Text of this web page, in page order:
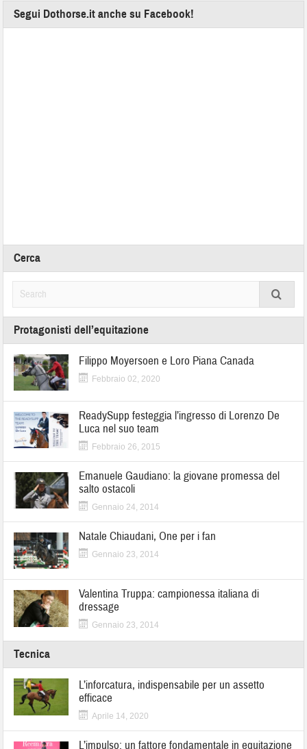
Segui Dothorse.it anche su Facebook!
Cerca
Protagonisti dell’equitazione
Filippo Moyersoen e Loro Piana Canada
Febbraio 02, 2020
ReadySupp festeggia l’ingresso di Lorenzo De
Luca nel suo team
Febbraio 26, 2015
Emanuele Gaudiano: la giovane promessa del
salto ostacoli
Gennaio 24, 2014
Natale Chiaudani, One per i fan
Gennaio 23, 2014
Valentina Truppa: campionessa italiana di
dressage
Gennaio 23, 2014
Tecnica
L’inforcatura, indispensabile per un assetto
efficace
Aprile 14, 2020
L’impulso: un fattore fondamentale in equitazione